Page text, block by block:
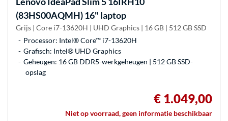
(83HS00AQMH) 16" laptop
Grijs | Core i7-13620H | UHD Graphics | 16 GB | 512 GB SSD
Processor: Intel® Core™ i7-13620H
Grafisch: Intel® UHD Graphics
Geheugen: 16 GB DDR5-werkgeheugen | 512 GB SSD-
opslag
€ 1.049,00
Niet op voorraad, geen informatie beschikbaar